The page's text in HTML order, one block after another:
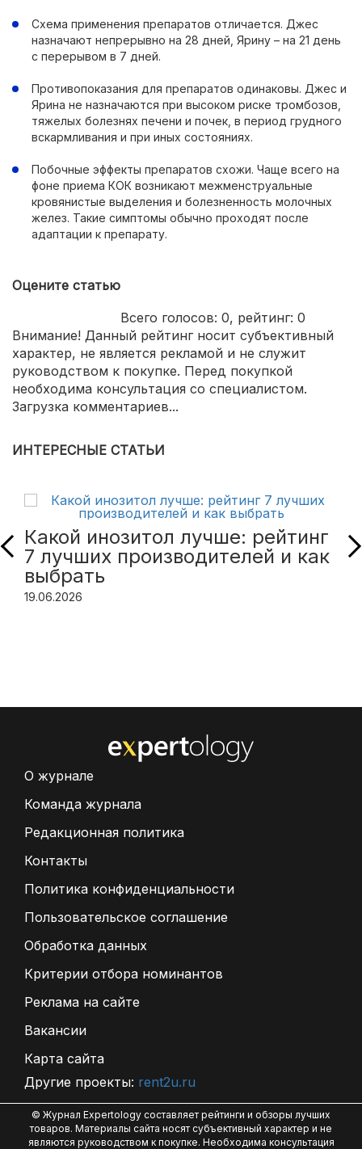
Схема применения препаратов отличается. Джес
назначают непрерывно на 28 дней, Ярину – на 21 день
с перерывом в 7 дней.
Противопоказания для препаратов одинаковы. Джес и
Ярина не назначаются при высоком риске тромбозов,
тяжелых болезнях печени и почек, в период грудного
вскармливания и при иных состояниях.
Побочные эффекты препаратов схожи. Чаще всего на
фоне приема КОК возникают межменструальные
кровянистые выделения и болезненность молочных
желез. Такие симптомы обычно проходят после
адаптации к препарату.
Оцените статью
Всего голосов: 0, рейтинг: 0
Внимание! Данный рейтинг носит субъективный
характер, не является рекламой и не служит
руководством к покупке. Перед покупкой
необходима консультация со специалистом.
Загрузка комментариев...
ИНТЕРЕСНЫЕ СТАТЬИ
Какой инозитол лучше: рейтинг
7 лучших производителей и как
выбрать
19.06.2026
О журнале
Команда журнала
Редакционная политика
Контакты
Политика конфиденциальности
Пользовательское соглашение
Обработка данных
Критерии отбора номинантов
Реклама на сайте
Вакансии
Карта сайта
Другие проекты: rent2u.ru
© Журнал Expertology составляет рейтинги и обзоры лучших
товаров. Материалы сайта носят субъективный характер и не
являются руководством к покупке. Необходима консультация